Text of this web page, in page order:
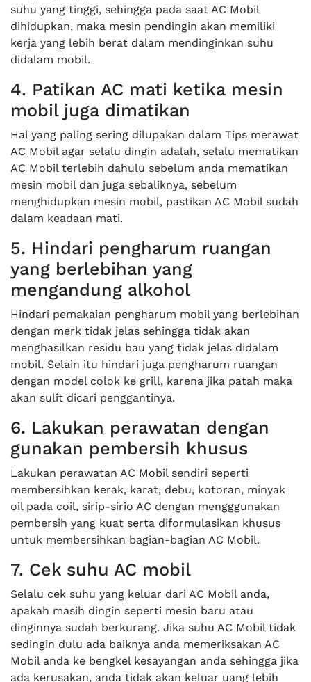
suhu yang tinggi, sehingga pada saat AC Mobil
dihidupkan, maka mesin pendingin akan memiliki
kerja yang lebih berat dalam mendinginkan suhu
didalam mobil.
4. Patikan AC mati ketika mesin
mobil juga dimatikan
Hal yang paling sering dilupakan dalam Tips merawat
AC Mobil agar selalu dingin adalah, selalu mematikan
AC Mobil terlebih dahulu sebelum anda mematikan
mesin mobil dan juga sebaliknya, sebelum
menghidupkan mesin mobil, pastikan AC Mobil sudah
dalam keadaan mati.
5. Hindari pengharum ruangan
yang berlebihan yang
mengandung alkohol
Hindari pemakaian pengharum mobil yang berlebihan
dengan merk tidak jelas sehingga tidak akan
menghasilkan residu bau yang tidak jelas didalam
mobil. Selain itu hindari juga pengharum ruangan
dengan model colok ke grill, karena jika patah maka
akan sulit dicari penggantinya.
6. Lakukan perawatan dengan
gunakan pembersih khusus
Lakukan perawatan AC Mobil sendiri seperti
membersihkan kerak, karat, debu, kotoran, minyak
oil pada coil, sirip-sirio AC dengan mengggunakan
pembersih yang kuat serta diformulasikan khusus
untuk membersihkan bagian-bagian AC Mobil.
7. Cek suhu AC mobil
Selalu cek suhu yang keluar dari AC Mobil anda,
apakah masih dingin seperti mesin baru atau
dinginnya sudah berkurang. Jika suhu AC Mobil tidak
sedingin dulu ada baiknya anda memeriksakan AC
Mobil anda ke bengkel kesayangan anda sehingga jika
ada kerusakan, anda tidak akan keluar uang lebih